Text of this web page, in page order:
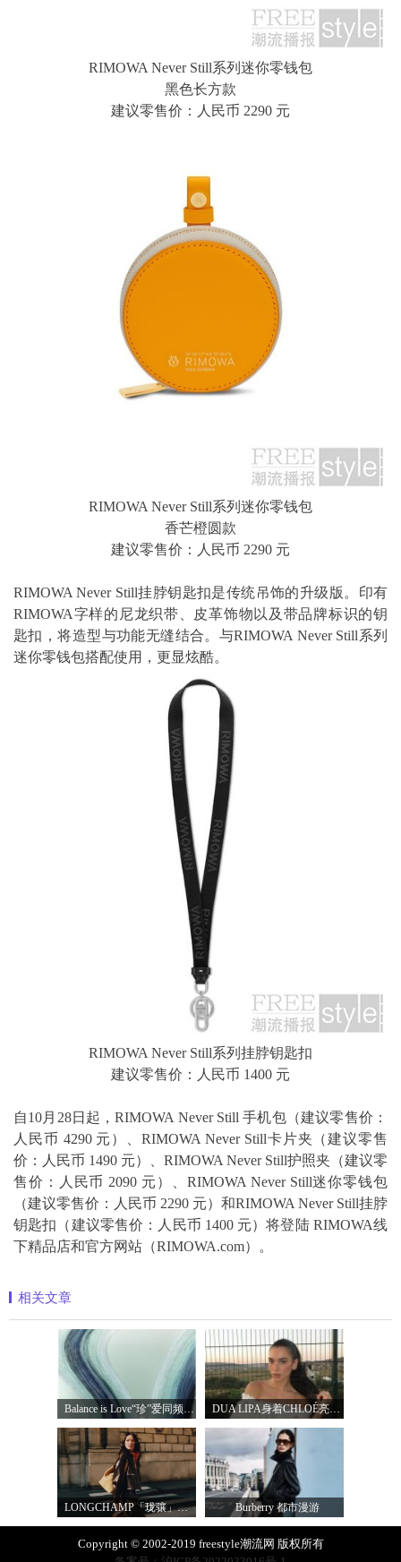
RIMOWA Never Still系列迷你零钱包
黑色长方款
建议零售价：人民币 2290 元
RIMOWA Never Still系列迷你零钱包
香芒橙圆款
建议零售价：人民币 2290 元
RIMOWA Never Still挂脖钥匙扣是传统吊饰的升级版。印有
RIMOWA字样的尼龙织带、皮革饰物以及带品牌标识的钥
匙扣，将造型与功能无缝结合。与RIMOWA Never Still系列
迷你零钱包搭配使用，更显炫酷。
RIMOWA Never Still系列挂脖钥匙扣
建议零售价：人民币 1400 元
自10月28日起，RIMOWA Never Still 手机包（建议零售价：
人民币 4290 元）、RIMOWA Never Still卡片夹（建议零售
价：人民币 1490 元）、RIMOWA Never Still护照夹（建议零
售价：人民币 2090 元）、RIMOWA Never Still迷你零钱包
（建议零售价：人民币 2290 元）和RIMOWA Never Still挂脖
钥匙扣（建议零售价：人民币 1400 元）将登陆 RIMOWA线
下精品店和官方网站（RIMOWA.com）。
相关文章
Balance is Love“珍”爱同频 耀启七夕 TASA DUA LIPA身着CHLOÉ亮相 2026 SUNNY HILL 音乐节
LONGCHAMP「珑骧」全新LE CADENCE 系列 奏响法 Burberry 都市漫游
Copyright © 2002-2019 freestyle潮流网 版权所有